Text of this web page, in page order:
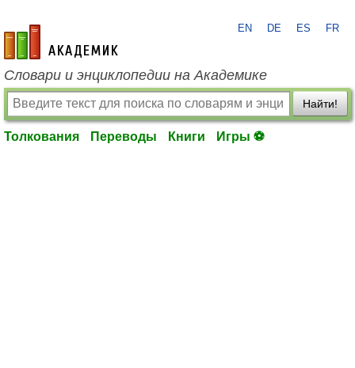
academic.ru
EN DE ES FR
Словари и энциклопедии на Академике
Найти!
Толкования Переводы Книги Игры ⚽